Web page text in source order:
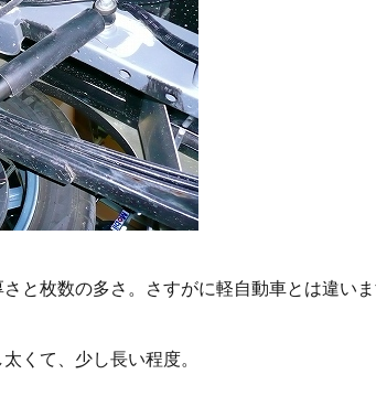
と枚数の多さ。さすがに軽自動車とは違いま
くて、少し長い程度。